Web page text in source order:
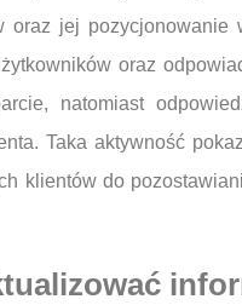
oraz jej
oraz
natomiast
Taka aktywność
klientów do